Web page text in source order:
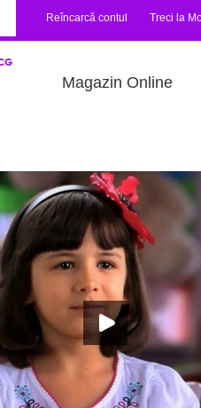
Reîncarcă contul Treci la
Magazin Online